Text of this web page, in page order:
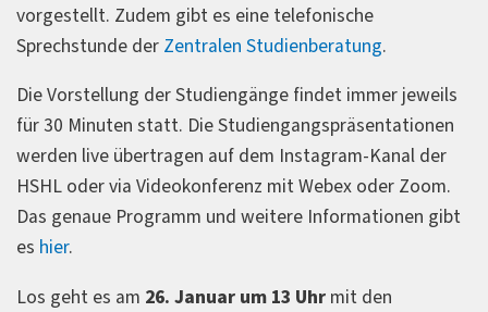
vorgestellt. Zudem gibt es eine telefonische
Sprechstunde der Zentralen Studienberatung.
Die Vorstellung der Studiengänge findet immer jeweils
für 30 Minuten statt. Die Studiengangspräsentationen
werden live übertragen auf dem Instagram-Kanal der
HSHL oder via Videokonferenz mit Webex oder Zoom.
Das genaue Programm und weitere Informationen gibt
es hier.
Los geht es am 26. Januar um 13 Uhr mit den